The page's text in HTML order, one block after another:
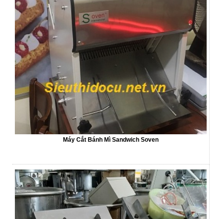
Máy Cắt Bánh Mì Sandwich Soven